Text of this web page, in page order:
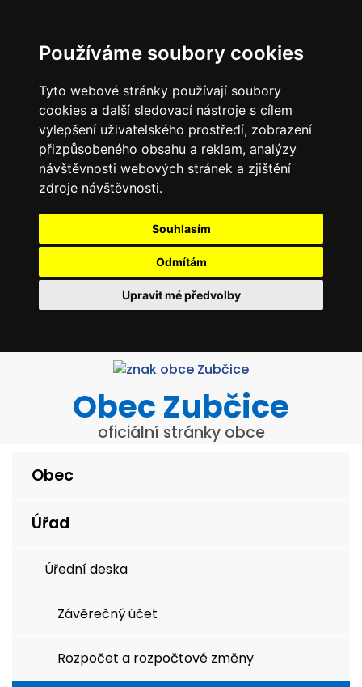
Používáme soubory cookies
Tyto webové stránky používají soubory
cookies a další sledovací nástroje s cílem
vylepšení uživatelského prostředí, zobrazení
přizpůsobeného obsahu a reklam, analýzy
návštěvnosti webových stránek a zjištění
zdroje návštěvnosti.
Souhlasím
Odmítám
Upravit mé předvolby
Obec Zubčice
oficiální stránky obce
Obec
Úřad
Úřední deska
Závěrečný účet
Rozpočet a rozpočtové změny